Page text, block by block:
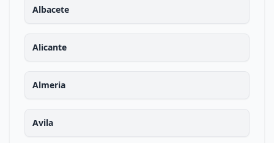
Albacete
Alicante
Almeria
Avila